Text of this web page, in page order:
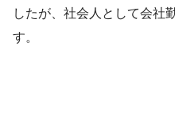
したが、社会人として会社
す。